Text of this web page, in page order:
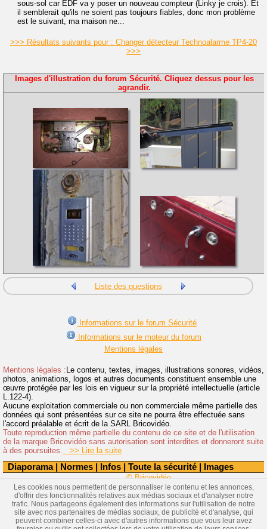
Diaporama| Normes | Infos | Toute la sécurité | Images
sous-sol car EDF va y poser un nouveau compteur (Linky je crois). Et
il semblerait qu'ils ne soient pas toujours fiables, donc mon problème
est le suivant, ma maison ne...
>>> Résultats suivants pour : Changer détecteur Technoalarme TP4-20
>>>
Images d'illustration du forum Sécurité. Cliquez dessus pour les
agrandir.
Liste des questions
Informations sur le forum Sécurité
Informations sur le moteur du forum
Mentions légales
Mentions légales : Le contenu, textes, images, illustrations sonores, vidéos,
photos, animations, logos et autres documents constituent ensemble une
œuvre protégée par les lois en vigueur sur la propriété intellectuelle (article
L.122-4).
Aucune exploitation commerciale ou non commerciale même partielle des
données qui sont présentées sur ce site ne pourra être effectuée sans
l'accord préalable et écrit de la SARL Bricovidéo.
Toute reproduction même partielle du contenu de ce site et de l'utilisation
de la marque Bricovidéo sans autorisation sont interdites et donneront suite
à des poursuites.
>> Lire la suite
© Bricovidéo
Les cookies nous permettent de personnaliser le contenu et les annonces,
d'offrir des fonctionnalités relatives aux médias sociaux et d'analyser notre
trafic. Nous partageons également des informations sur l'utilisation de notre
site avec nos partenaires de médias sociaux, de publicité et d'analyse, qui
peuvent combiner celles-ci avec d'autres informations que vous leur avez